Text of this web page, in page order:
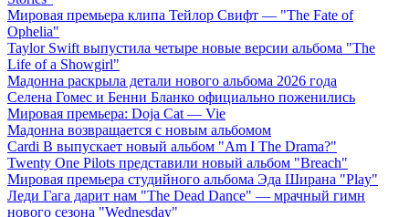
Мировая премьера клипа Тейлор Свифт — "The Fate of
Ophelia"
Taylor Swift выпустила четыре новые версии альбома "The
Life of a Showgirl"
Мадонна раскрыла детали нового альбома 2026 года
Селена Гомес и Бенни Бланко официально поженились
Мировая премьера: Doja Cat — Vie
Мадонна возвращается с новым альбомом
Cardi B выпускает новый альбом "Am I The Drama?"
Twenty One Pilots представили новый альбом "Breach"
Мировая премьера студийного альбома Эда Ширана "Play"
Леди Гага дарит нам "The Dead Dance" — мрачный гимн
нового сезона "Wednesday"